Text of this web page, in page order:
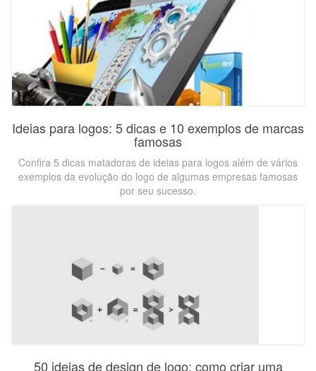
Ideias para logos: 5 dicas e 10 exemplos de marcas
famosas
Confira 5 dicas matadoras de ideias para logos além de vários
exemplos da evolução do logo de algumas empresas famosas
por seu sucesso.
50 ideias de design de logo: como criar uma